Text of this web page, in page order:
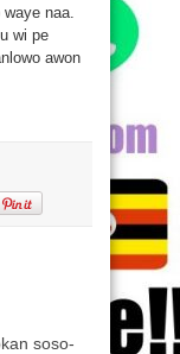
naa.
wi pe
awon
soso-